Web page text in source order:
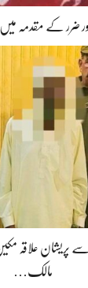
ضرر کے مقدمہ
پریشان علاقہ
مالک…